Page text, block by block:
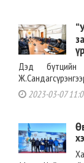
Дэд бүтцийн
2023-03-07